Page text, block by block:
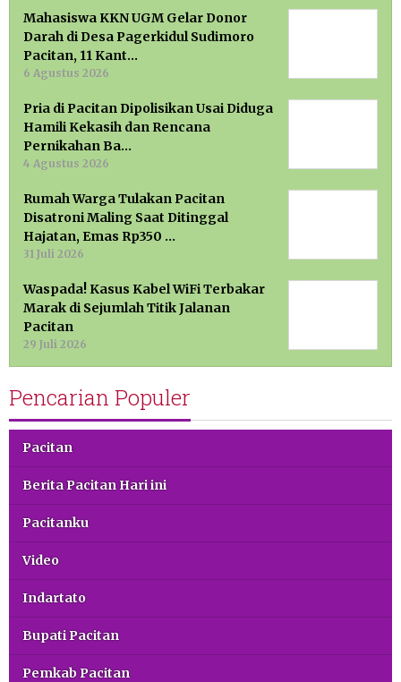
Mahasiswa KKN UGM Gelar Donor
Darah di Desa Pagerkidul Sudimoro
Pacitan, 11 Kant…
6 Agustus 2026
Pria di Pacitan Dipolisikan Usai Diduga
Hamili Kekasih dan Rencana
Pernikahan Ba…
4 Agustus 2026
Rumah Warga Tulakan Pacitan
Disatroni Maling Saat Ditinggal
Hajatan, Emas Rp350 …
31 Juli 2026
Waspada! Kasus Kabel WiFi Terbakar
Marak di Sejumlah Titik Jalanan
Pacitan
29 Juli 2026
Pencarian Populer
Pacitan
Berita Pacitan Hari ini
Pacitanku
Video
Indartato
Bupati Pacitan
Pemkab Pacitan